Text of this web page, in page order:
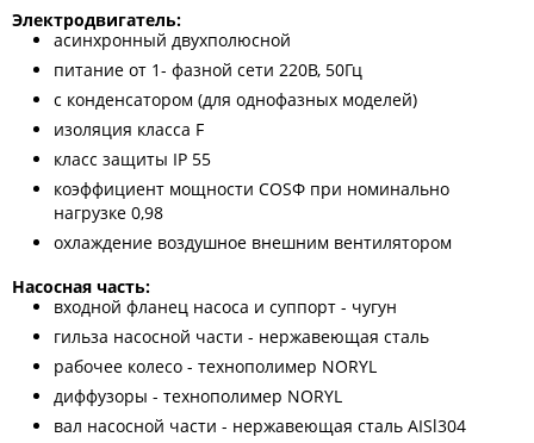
Электродвигатель:
асинхронный двухполюсной
питание от 1- фазной сети 220В, 50Гц
с конденсатором (для однофазных моделей)
изоляция класса F
класс защиты IP 55
коэффициент мощности COSФ при номинально
нагрузке 0,98
охлаждение воздушное внешним вентилятором
Насосная часть:
входной фланец насоса и суппорт - чугун
гильза насосной части - нержавеющая сталь
рабочее колесо - технополимер NORYL
диффузоры - технополимер NORYL
вал насосной части - нержавеющая сталь AISl304